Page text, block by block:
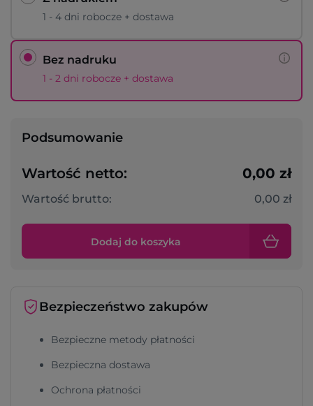
1 - 4 dni robocze + dostawa
Bez nadruku
1 - 2 dni robocze + dostawa
Podsumowanie
Wartość netto: 0,00 zł
Wartość brutto: 0,00 zł
Dodaj do koszyka
Bezpieczeństwo zakupów
Bezpieczne metody płatności
Bezpieczna dostawa
Ochrona płatności